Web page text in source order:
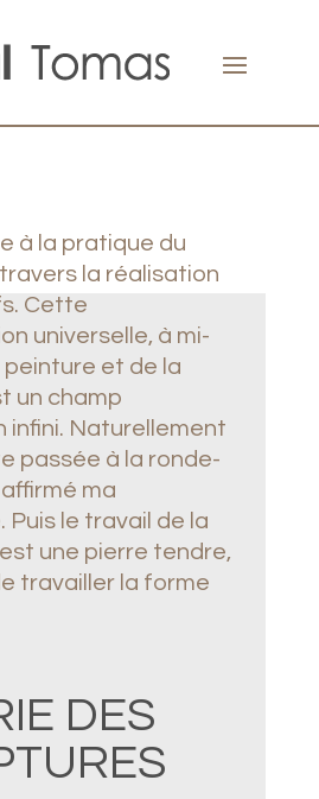
à la pratique du
la réalisation
Cette
universelle, à mi-
peinture et de la
un champ
infini. Naturellement
passée à la ronde-
affirmé ma
Puis le travail de la
une pierre tendre,
travailler la forme
DES